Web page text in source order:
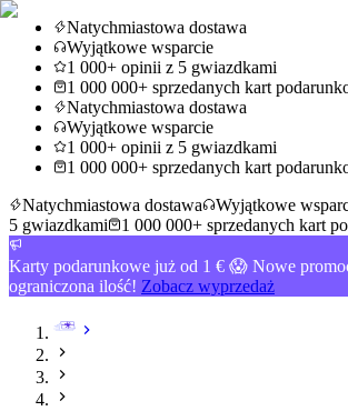
Natychmiastowa dostawa
Wyjątkowe wsparcie
1 000+ opinii z 5 gwiazdkami
1 000 000+ sprzedanych kart
Natychmiastowa dostawa
Wyjątkowe wsparcie
1 000+ opinii z 5 gwiazdkami
1 000 000+ sprzedanych kart
Natychmiastowa dostawa
Wyjątkowe
5 gwiazdkami
1 000 000+ sprzedanych kart
Karty podarunkowe już od 1 € 😱 Nowe
ograniczona ilość! Zobacz wyprzedaż